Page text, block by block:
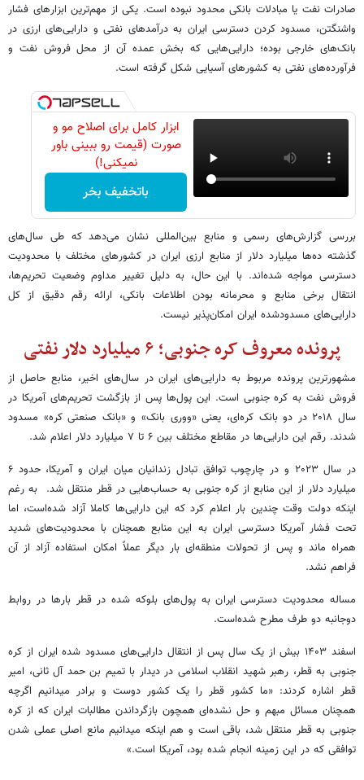
صادرات نفت یا مبادلات بانکی محدود نبوده است. یکی از مهم‌ترین ابزارهای فشار
واشنگتن، مسدود کردن دسترسی ایران به درآمدهای نفتی و دارایی‌های ارزی در
بانک‌های خارجی بوده؛ دارایی‌هایی که بخش عمده آن از محل فروش نفت و
فرآورده‌های نفتی به کشورهای آسیایی شکل گرفته است.
ابزار کامل برای اصلاح مو و
صورت (قیمت رو ببینی باور
نمیکنی!)
باتخفیف بخر
بررسی گزارش‌های رسمی و منابع بین‌المللی نشان می‌دهد که طی سال‌های
گذشته ده‌ها میلیارد دلار از منابع ارزی ایران در کشورهای مختلف با محدودیت
دسترسی مواجه شده‌اند. با این حال، به دلیل تغییر مداوم وضعیت تحریم‌ها،
انتقال برخی منابع و محرمانه بودن اطلاعات بانکی، ارائه رقم دقیق از کل
دارایی‌های مسدودشده ایران امکان‌پذیر نیست.
پرونده معروف کره جنوبی؛ ۶ میلیارد دلار نفتی
مشهورترین پرونده مربوط به دارایی‌های ایران در سال‌های اخیر، منابع حاصل از
فروش نفت به کره جنوبی است. این پول‌ها پس از بازگشت تحریم‌های آمریکا در
سال ۲۰۱۸ در دو بانک کره‌ای، یعنی «ووری بانک» و «بانک صنعتی کره» مسدود
شدند. رقم این دارایی‌ها در مقاطع مختلف بین ۶ تا ۷ میلیارد دلار اعلام شد.
در سال ۲۰۲۳ و در چارچوب توافق تبادل زندانیان میان ایران و آمریکا، حدود ۶
میلیارد دلار از این منابع از کره جنوبی به حساب‌هایی در قطر منتقل شد. به رغم
اینکه دولت وقت چندین بار اعلام کرد که این دارایی‌ها کاملا آزاد شده‌است، اما
تحت فشار آمریکا دسترسی ایران به این منابع همچنان با محدودیت‌های شدید
همراه ماند و پس از تحولات منطقه‌ای بار دیگر عملاً امکان استفاده آزاد از آن
فراهم نشد.
مساله محدودیت دسترسی ایران به پول‌های بلوکه شده در قطر بارها در روابط
دوجانبه دو طرف مطرح شده‌است.
اسفند ۱۴۰۳ بیش از یک سال پس از انتقال دارایی‌های مسدود شده ایران از کره
جنوبی به قطر، رهبر شهید انقلاب اسلامی در دیدار با تمیم بن حمد آل ثانی، امیر
قطر اشاره کردند: «ما کشور قطر را یک کشور دوست و برادر میدانیم اگرچه
همچنان مسائل مبهم و حل نشده‌ای همچون بازگرداندن مطالبات ایران که از کره
جنوبی به قطر منتقل شد، باقی است و هم اینکه میدانیم مانع اصلی عملی شدن
توافقی که در این زمینه انجام شده بود، آمریکا است.»